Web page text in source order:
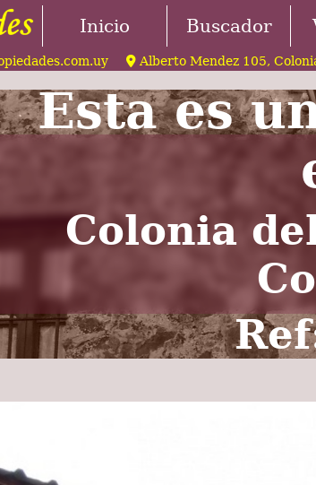
Inicio Buscador
Alberto Mendez 105,
Esta es
Colonia